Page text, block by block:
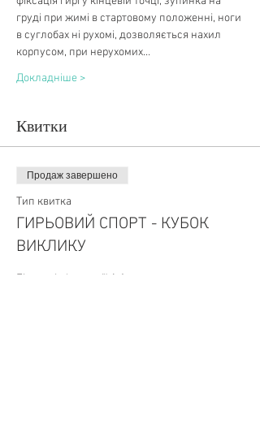
груді при жимі в стартовому положенні, ноги
в суглобах ні рухомі, дозволяється нахил
корпусом, при нерухомих…
Докладніше >
Квитки
Продаж завершено
Тип квитка
ГИРЬОВИЙ СПОРТ - КУБОК
ВИКЛИКУ
Більше інформації